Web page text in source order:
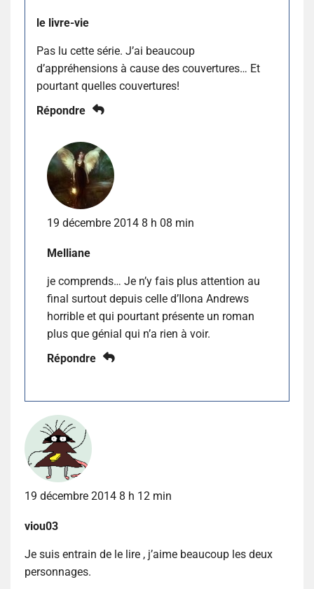
le livre-vie
Pas lu cette série. J’ai beaucoup
d’appréhensions à cause des couvertures… Et
pourtant quelles couvertures!
Répondre
19 décembre 2014 8 h 08 min
Melliane
je comprends… Je n’y fais plus attention au
final surtout depuis celle d’Ilona Andrews
horrible et qui pourtant présente un roman
plus que génial qui n’a rien à voir.
Répondre
19 décembre 2014 8 h 12 min
viou03
Je suis entrain de le lire , j’aime beaucoup les deux
personnages.